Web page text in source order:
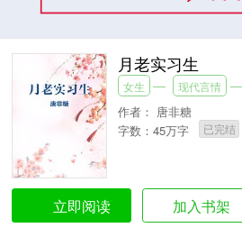
月老实习生
女生 现代言情
作者： 唐非糖
字数：45万字
已完结
立即阅读 加入书架